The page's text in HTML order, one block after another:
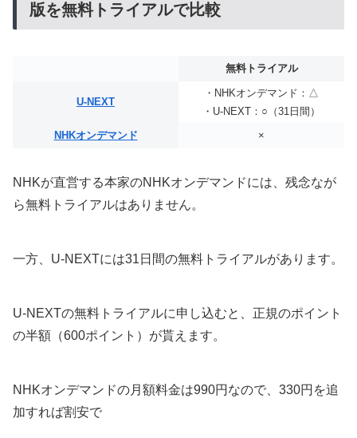
版を無料トライアルで比較
無料トライアル
U-NEXT
・NHKオンデマンド：△
・U-NEXT：○（31日間）
NHKオンデマンド
×
NHKが直営する本家のNHKオンデマンドには、残念なが
ら無料トライアルはありません。
一方、U-NEXTには31日間の無料トライアルがあります。
U-NEXTの無料トライアルに申し込むと、正規のポイント
の半額（600ポイント）が貰えます。
NHKオンデマンドの月額料金は990円なので、330円を追
加すれば割安で